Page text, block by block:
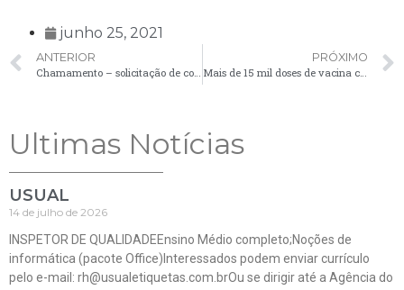
junho 25, 2021
ANTERIOR
Chamamento – solicitação de comparecimento de candidatos – 25/06
PRÓXIMO
Mais de 15 mil doses de vacina contra a Covid-19 já foram aplicadas em Palmeira
Ultimas Notícias
USUAL
14 de julho de 2026
INSPETOR DE QUALIDADEEnsino Médio completo;Noções de
informática (pacote Office)Interessados podem enviar currículo
pelo e-mail: rh@usualetiquetas.com.brOu se dirigir até a Agência do